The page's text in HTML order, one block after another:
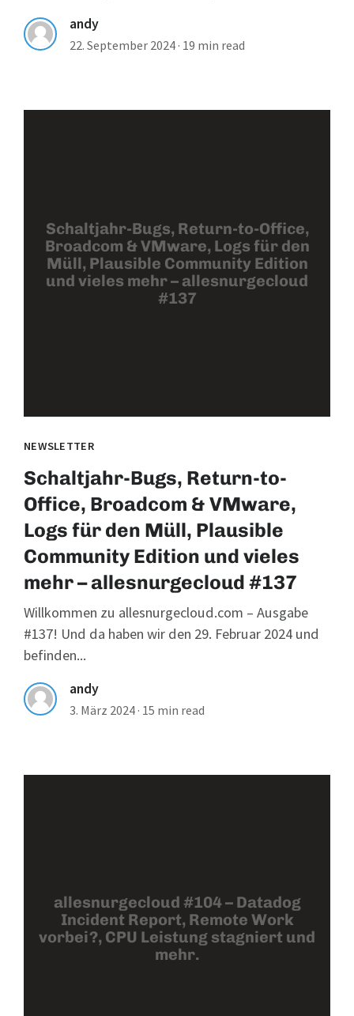
andy
22. September 2024 · 19 min read
Schaltjahr-Bugs, Return-to-Office,
Broadcom & VMware, Logs für den
Müll, Plausible Community Edition
und vieles mehr – allesnurgecloud
#137
NEWSLETTER
Schaltjahr-Bugs, Return-to-
Office, Broadcom & VMware,
Logs für den Müll, Plausible
Community Edition und vieles
mehr – allesnurgecloud #137
Willkommen zu allesnurgecloud.com – Ausgabe
#137! Und da haben wir den 29. Februar 2024 und
befinden...
andy
3. März 2024 · 15 min read
allesnurgecloud #104 – Datadog
Incident Report, Remote Work
vorbei?, CPU Leistung stagniert und
mehr.